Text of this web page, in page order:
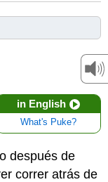
in English
What's Puke?
después de
correr atrás de